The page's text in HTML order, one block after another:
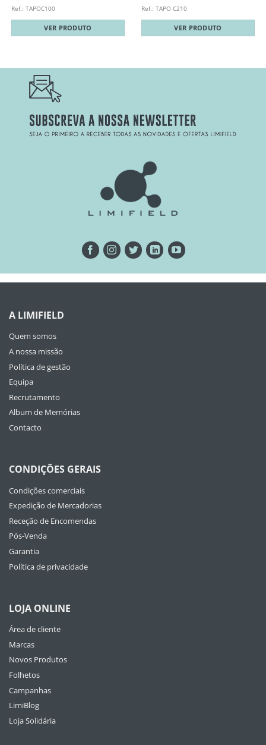
Ref.: TAPOC100
VER PRODUTO
Ref.: TAPO C210
VER PRODUTO
A LIMIFIELD
Quem somos
A nossa missão
Política de gestão
Equipa
Recrutamento
Album de Memórias
Contacto
CONDIÇÕES GERAIS
Condições comerciais
Expedição de Mercadorias
Receção de Encomendas
Pós-Venda
Garantia
Política de privacidade
LOJA ONLINE
Área de cliente
Marcas
Novos Produtos
Folhetos
Campanhas
LimiBlog
Loja Solidária